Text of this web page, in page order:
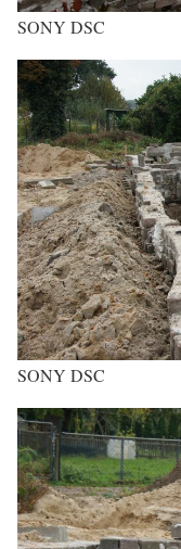
SONY DSC
SONY DSC